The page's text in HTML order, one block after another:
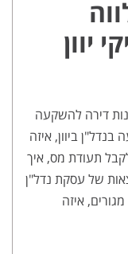
יוון
דירה להשקעה
ביוון, איזה
תעודת מס, איך
של עסקת נדל"ן
איזה